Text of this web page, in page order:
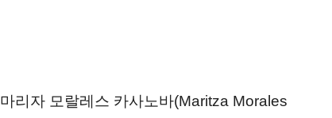
리자 모랄레스 카사노바(Maritza Morales